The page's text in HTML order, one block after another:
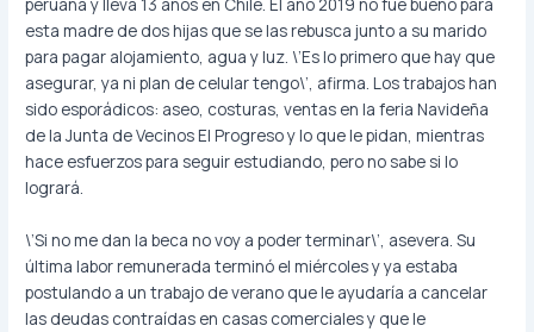
esta madre de dos hijas que se las rebusca junto a su marido
para pagar alojamiento, agua y luz. \’Es lo primero que hay que
asegurar, ya ni plan de celular tengo\’, afirma. Los trabajos han
sido esporádicos: aseo, costuras, ventas en la feria Navideña
de la Junta de Vecinos El Progreso y lo que le pidan, mientras
hace esfuerzos para seguir estudiando, pero no sabe si lo
logrará.
\’Si no me dan la beca no voy a poder terminar\’, asevera. Su
última labor remunerada terminó el miércoles y ya estaba
postulando a un trabajo de verano que le ayudaría a cancelar
las deudas contraídas en casas comerciales y que le